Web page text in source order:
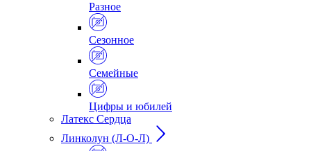
Разное
Сезонное
Семейные
Цифры и юбилей
Латекс Сердца
Линколун (Л-О-Л)